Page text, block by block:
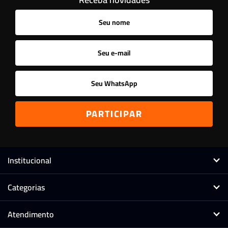
A - Z Z - A Menor Preço
Maior Preço
Mais Acessados
Mais Relevantes
Marcas
Institucional
Categorias
Atendimento